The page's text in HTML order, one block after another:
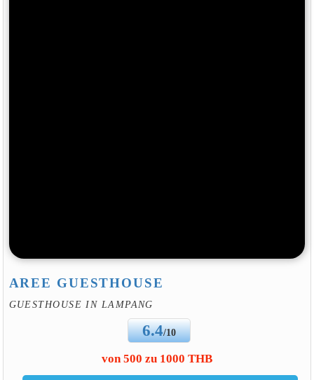
AREE GUESTHOUSE
GUESTHOUSE IN LAMPANG
6.4/10
von 500 zu 1000 THB